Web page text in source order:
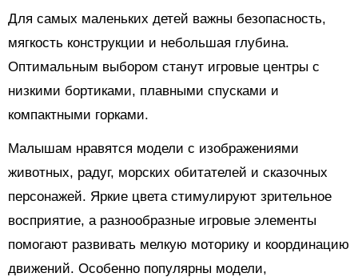
Для самых маленьких детей важны безопасность,
мягкость конструкции и небольшая глубина.
Оптимальным выбором станут игровые центры с
низкими бортиками, плавными спусками и
компактными горками.
Малышам нравятся модели с изображениями
животных, радуг, морских обитателей и сказочных
персонажей. Яркие цвета стимулируют зрительное
восприятие, а разнообразные игровые элементы
помогают развивать мелкую моторику и координацию
движений. Особенно популярны модели,